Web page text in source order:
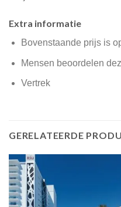
Extra informatie
Bovenstaande prijs is
Mensen beoordelen
Vertrek
GERELATEERDE